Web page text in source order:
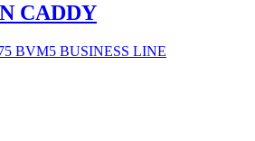
CADDY
BVM5 BUSINESS LINE